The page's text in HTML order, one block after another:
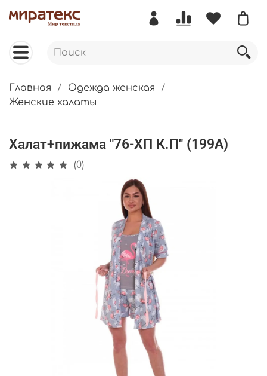
Главная
Одежда женская
Женские халаты
Халат+пижама "76-ХП К.П" (199А)
(0)